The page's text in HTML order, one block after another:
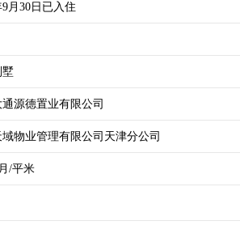
9月30日已入住
源德置业有限公司
物业管理有限公司天津分公司
/平米